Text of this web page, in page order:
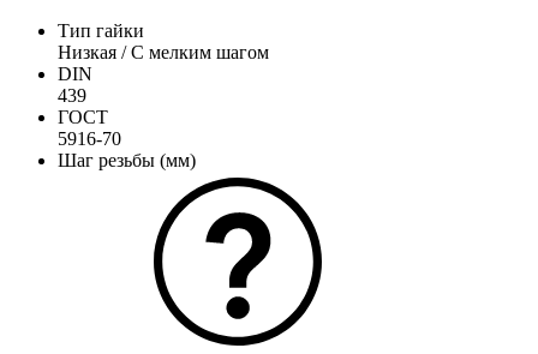
Тип гайки
Низкая / С мелким шагом
DIN
439
ГОСТ
5916-70
Шаг резьбы (мм)